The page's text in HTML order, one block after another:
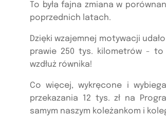
To była fajna zmiana w
poprzednich latach.
Dzięki wzajemnej motywacji
prawie 250 tys. kilometrów - to
wzdłuż równika!
Co więcej, wykręcone i
przekazania 12 tys. zł na
samym naszym koleżankom i